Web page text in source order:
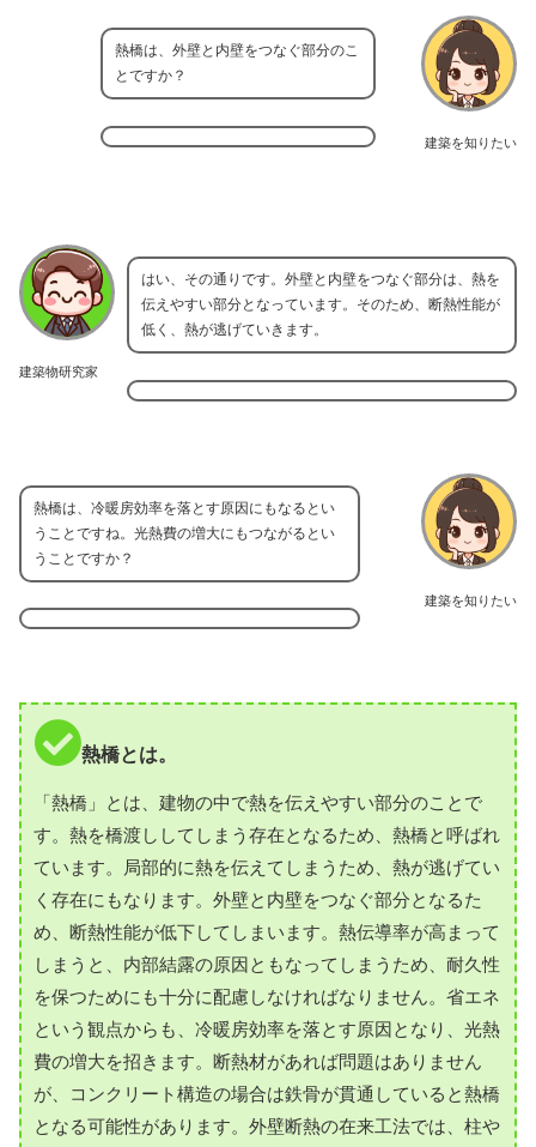
建築を知りたい
熱橋は、外壁と内壁をつなぐ部分のこ
とですか？
建築物研究家
はい、その通りです。外壁と内壁をつなぐ部分は、熱を
伝えやすい部分となっています。そのため、断熱性能が
低く、熱が逃げていきます。
建築を知りたい
熱橋は、冷暖房効率を落とす原因にもなるとい
うことですね。光熱費の増大にもつながるとい
うことですか？
熱橋とは。
「熱橋」とは、建物の中で熱を伝えやすい部分のことで
す。熱を橋渡ししてしまう存在となるため、熱橋と呼ばれ
ています。局部的に熱を伝えてしまうため、熱が逃げてい
く存在にもなります。外壁と内壁をつなぐ部分となるた
め、断熱性能が低下してしまいます。熱伝導率が高まって
しまうと、内部結露の原因ともなってしまうため、耐久性
を保つためにも十分に配慮しなければなりません。省エネ
という観点からも、冷暖房効率を落とす原因となり、光熱
費の増大を招きます。断熱材があれば問題はありません
が、コンクリート構造の場合は鉄骨が貫通していると熱橋
となる可能性があります。外壁断熱の在来工法では、柱や